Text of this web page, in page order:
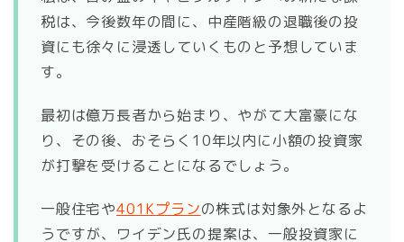
税は、今後数年の間に、中産階級の退職後の投
資にも徐々に浸透していくものと予想していま
す。
最初は億万長者から始まり、やがて大富豪にな
り、その後、おそらく10年以内に小額の投資家
が打撃を受けることになるでしょう。
一般住宅や401Kプランの株式は対象外となるよ
うですが、ワイデン氏の提案は、一般投資家に